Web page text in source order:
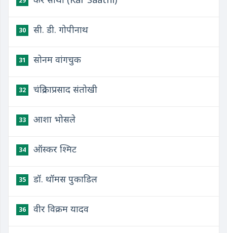
30 सी. डी. गोपीनाथ
31 सोनम वांगचुक
32 चंद्रिकाप्रसाद संतोखी
33 आशा भोसले
34 ऑस्कर श्मिट
35 डॉ. थॉमस पुकाडिल
36 वीर विक्रम यादव